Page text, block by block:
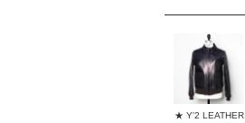
★ Y'2 LEATHER